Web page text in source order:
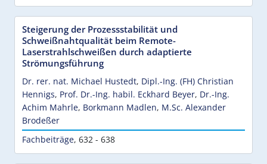
Steigerung der Prozessstabilität und
Schweißnahtqualität beim Remote-
Laserstrahlschweißen durch adaptierte
Strömungsführung
Dr. rer. nat. Michael Hustedt, Dipl.-Ing. (FH) Christian
Hennigs, Prof. Dr.-Ing. habil. Eckhard Beyer, Dr.-Ing.
Achim Mahrle, Borkmann Madlen, M.Sc. Alexander
Brodeßer
Fachbeiträge, 632 - 638